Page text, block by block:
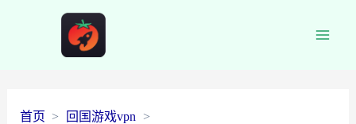
首页
回国游戏vpn